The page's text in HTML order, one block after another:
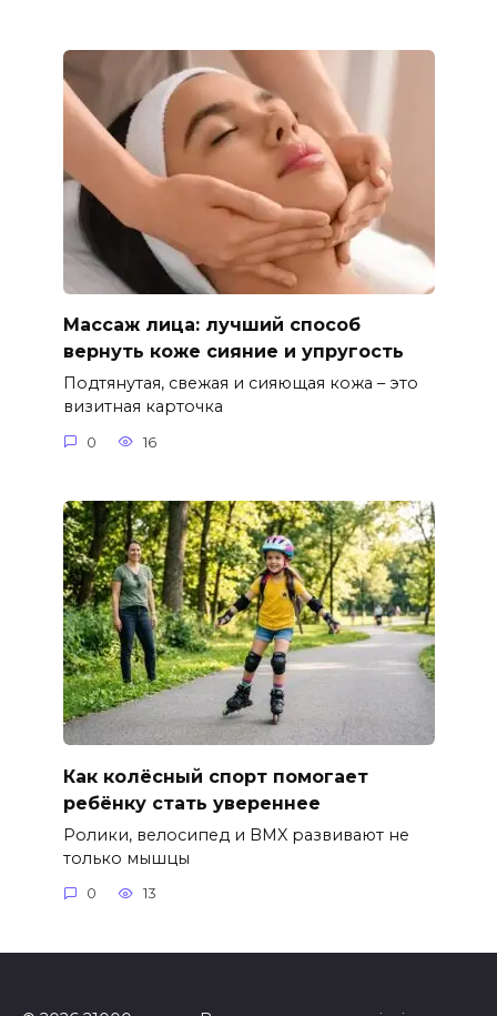
Массаж лица: лучший способ
вернуть коже сияние и упругость
Подтянутая, свежая и сияющая кожа – это
визитная карточка
0 16
Как колёсный спорт помогает
ребёнку стать увереннее
Ролики, велосипед и BMX развивают не
только мышцы
0 13